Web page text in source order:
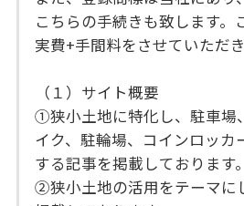
こちらの手続きも致します。
実費+手間料をさせていただき
（１）サイト概要
①狭小土地に特化し、駐車場
イク、駐輪場、コインロッカ
する記事を掲載しております。
②狭小土地の活用をテーマに